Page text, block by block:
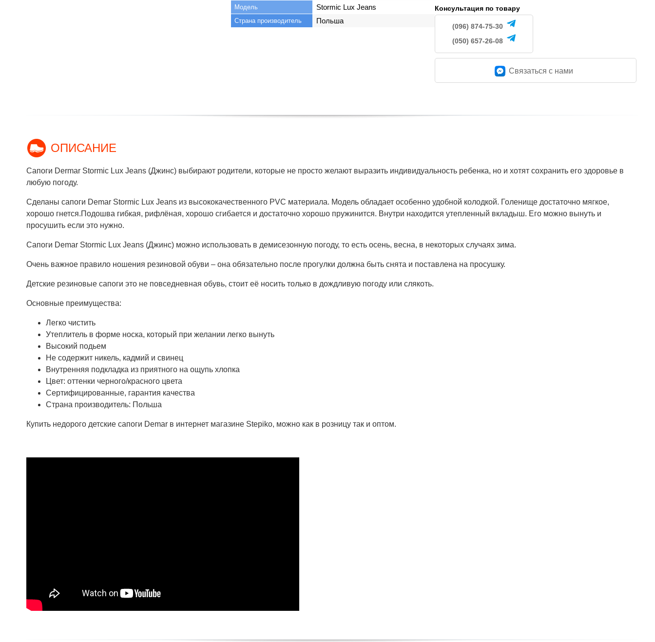
Модель Stormic Lux Jeans
Страна производитель Польша
Консультация по товару
(096) 874-75-30
(050) 657-26-08
Связаться c нами
ОПИСАНИЕ
Сапоги Dermar Stormic Lux Jeans (Джинс) выбирают родители, которые не просто желают выразить индивидуальность ребенка, но и хотят сохранить его здоровье в
любую погоду.
Сделаны сапоги Demar Stormic Lux Jeans из высококачественного PVC материала. Модель обладает особенно удобной колодкой. Голенище достаточно мягкое,
хорошо гнется.Подошва гибкая, рифлёная, хорошо сгибается и достаточно хорошо пружинится. Внутри находится утепленный вкладыш. Его можно вынуть и
просушить если это нужно.
Сапоги Demar Stormic Lux Jeans (Джинс) можно использовать в демисезонную погоду, то есть осень, весна, в некоторых случаях зима.
Очень важное правило ношения резиновой обуви – она обязательно после прогулки должна быть снята и поставлена на просушку.
Детские резиновые сапоги это не повседневная обувь, стоит её носить только в дождливую погоду или слякоть.
Основные преимущества:
Легко чистить
Утеплитель в форме носка, который при желании легко вынуть
Высокий подьем
Не содержит никель, кадмий и свинец
Внутренняя подкладка из приятного на ощупь хлопка
Цвет: оттенки черного/красного цвета
Сертифицированные, гарантия качества
Страна производитель: Польша
Купить недорого детские сапоги Demar в интернет магазине Stepiko, можно как в розницу так и оптом.